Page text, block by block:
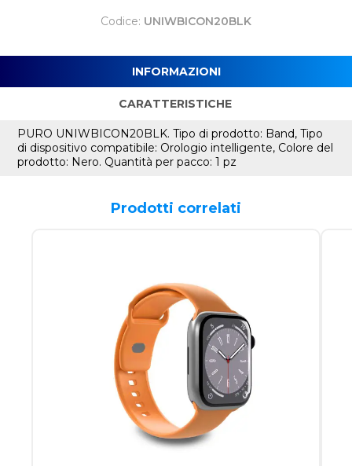
Codice: UNIWBICON20BLK
INFORMAZIONI
CARATTERISTICHE
PURO UNIWBICON20BLK. Tipo di prodotto: Band, Tipo
di dispositivo compatibile: Orologio intelligente, Colore del
prodotto: Nero. Quantità per pacco: 1 pz
Prodotti correlati